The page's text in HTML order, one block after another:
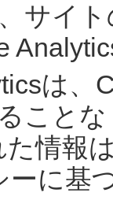
サイ
は、
こと
た情報
ーに基